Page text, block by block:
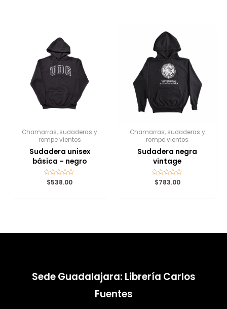
Chamarras, sudaderas y
rompe vientos
Sudadera unisex
básica – negro
Valorado
con
$538.00
Chamarras, sudaderas y
rompe vientos
Sudadera negra
vintage
Valorado
con
$783.00
Sede Guadalajara: Librería Carlos
Fuentes